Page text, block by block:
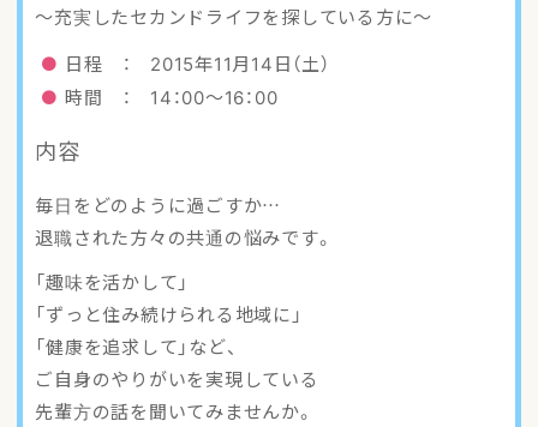
講座・サロン情報
アクセスマップ
ご登録・お問い合わせ
～充実したセカンドライフを探している方に～
日程 ： 2015年11月14日（土）
時間 ： 14：00～16：00
内容
毎日をどのように過ごすか…
退職された方々の共通の悩みです。
「趣味を活かして」
「ずっと住み続けられる地域に」
「健康を追求して」など、
ご自身のやりがいを実現している
先輩方の話を聞いてみませんか。